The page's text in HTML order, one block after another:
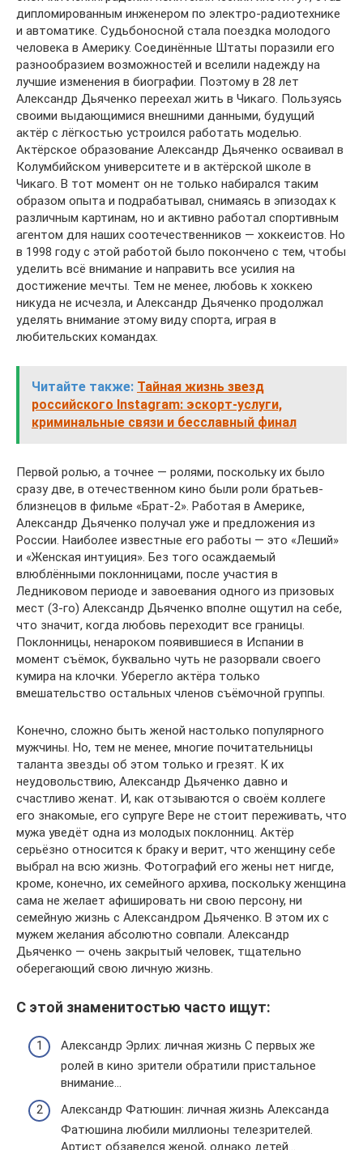
дипломированным инженером по электро-радиотехнике
и автоматике. Судьбоносной стала поездка молодого
человека в Америку. Соединённые Штаты поразили его
разнообразием возможностей и вселили надежду на
лучшие изменения в биографии. Поэтому в 28 лет
Александр Дьяченко переехал жить в Чикаго. Пользуясь
своими выдающимися внешними данными, будущий
актёр с лёгкостью устроился работать моделью.
Актёрское образование Александр Дьяченко осваивал в
Колумбийском университете и в актёрской школе в
Чикаго. В тот момент он не только набирался таким
образом опыта и подрабатывал, снимаясь в эпизодах к
различным картинам, но и активно работал спортивным
агентом для наших соотечественников — хоккеистов. Но
в 1998 году с этой работой было покончено с тем, чтобы
уделить всё внимание и направить все усилия на
достижение мечты. Тем не менее, любовь к хоккею
никуда не исчезла, и Александр Дьяченко продолжал
уделять внимание этому виду спорта, играя в
любительских командах.
Читайте также: Тайная жизнь звезд
российского Instagram: эскорт-услуги,
криминальные связи и бесславный финал
Первой ролью, а точнее — ролями, поскольку их было
сразу две, в отечественном кино были роли братьев-
близнецов в фильме «Брат-2». Работая в Америке,
Александр Дьяченко получал уже и предложения из
России. Наиболее известные его работы — это «Леший»
и «Женская интуиция». Без того осаждаемый
влюблёнными поклонницами, после участия в
Ледниковом периоде и завоевания одного из призовых
мест (3-го) Александр Дьяченко вполне ощутил на себе,
что значит, когда любовь переходит все границы.
Поклонницы, ненароком появившиеся в Испании в
момент съёмок, буквально чуть не разорвали своего
кумира на клочки. Уберегло актёра только
вмешательство остальных членов съёмочной группы.
Конечно, сложно быть женой настолько популярного
мужчины. Но, тем не менее, многие почитательницы
таланта звезды об этом только и грезят. К их
неудовольствию, Александр Дьяченко давно и
счастливо женат. И, как отзываются о своём коллеге
его знакомые, его супруге Вере не стоит переживать, что
мужа уведёт одна из молодых поклонниц. Актёр
серьёзно относится к браку и верит, что женщину себе
выбрал на всю жизнь. Фотографий его жены нет нигде,
кроме, конечно, их семейного архива, поскольку женщина
сама не желает афишировать ни свою персону, ни
семейную жизнь с Александром Дьяченко. В этом их с
мужем желания абсолютно совпали. Александр
Дьяченко — очень закрытый человек, тщательно
оберегающий свою личную жизнь.
С этой знаменитостью часто ищут:
Александр Эрлих: личная жизнь С первых же
ролей в кино зрители обратили пристальное
внимание…
Александр Фатюшин: личная жизнь Александа
Фатюшина любили миллионы телезрителей.
Артист обзавелся женой, однако детей…